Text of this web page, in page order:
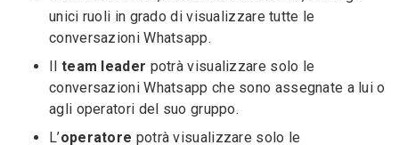
unici ruoli in grado di visualizzare tutte le
conversazioni Whatsapp.
Il team leader potrà visualizzare solo le
conversazioni Whatsapp che sono assegnate a lui o
agli operatori del suo gruppo.
L’operatore potrà visualizzare solo le